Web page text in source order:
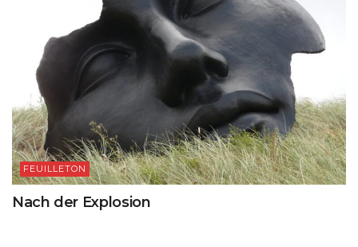
FEUILLETON
Nach der Explosion